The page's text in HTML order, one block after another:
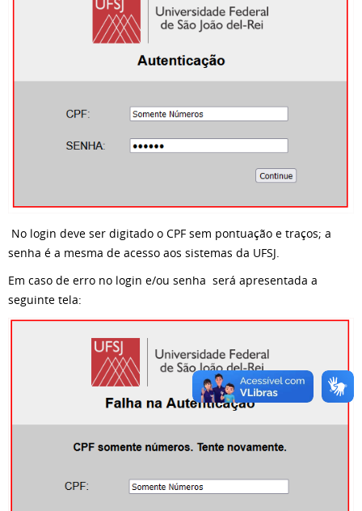
No login deve ser digitado o CPF sem pontuação e traços; a
senha é a mesma de acesso aos sistemas da UFSJ.
Em caso de erro no login e/ou senha será apresentada a
seguinte tela: